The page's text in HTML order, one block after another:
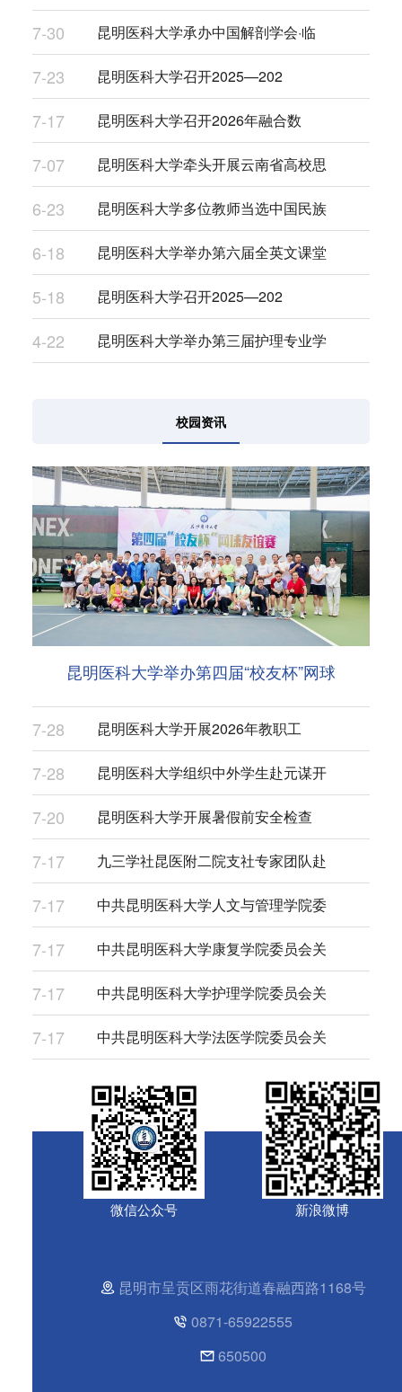
7-30 昆明医科大学承办中国解剖学会·临
7-23 昆明医科大学召开2025—202
7-17 昆明医科大学召开2026年融合数
7-07 昆明医科大学牵头开展云南省高校思
6-23 昆明医科大学多位教师当选中国民族
6-18 昆明医科大学举办第六届全英文课堂
5-18 昆明医科大学召开2025—202
4-22 昆明医科大学举办第三届护理专业学
校园资讯
昆明医科大学举办第四届“校友杯”网球
7-28 昆明医科大学开展2026年教职工
7-28 昆明医科大学组织中外学生赴元谋开
7-20 昆明医科大学开展暑假前安全检查
7-17 九三学社昆医附二院支社专家团队赴
7-17 中共昆明医科大学人文与管理学院委
7-17 中共昆明医科大学康复学院委员会关
7-17 中共昆明医科大学护理学院委员会关
7-17 中共昆明医科大学法医学院委员会关
微信公众号 新浪微博
昆明市呈贡区雨花街道春融西路1168号
0871-65922555
650500